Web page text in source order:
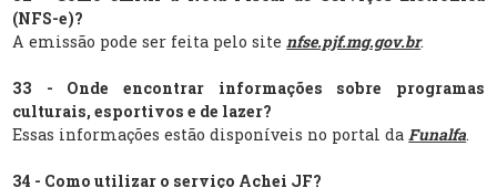
(NFS-e)?
A emissão pode ser feita pelo sitenfse.pjf.mg.gov.br.
33 - Onde encontrar informações sobre programas
culturais, esportivos e de lazer?
Essas informações estão disponíveis no portal daFunalfa.
34 - Como utilizar o serviço Achei JF?